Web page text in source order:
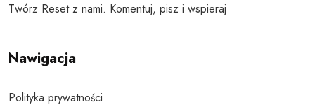
Twórz Reset z nami. Komentuj, pisz i wspieraj
Nawigacja
Polityka prywatności